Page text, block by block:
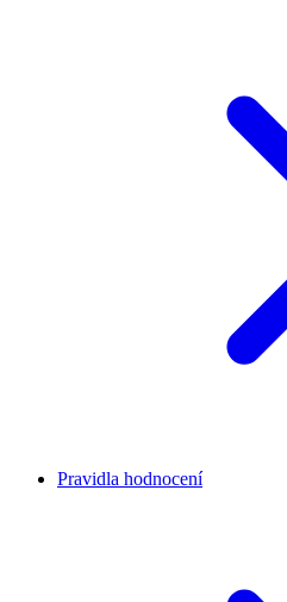
Pravidla hodnocení